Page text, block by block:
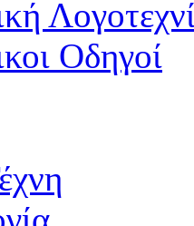
Οδηγοί